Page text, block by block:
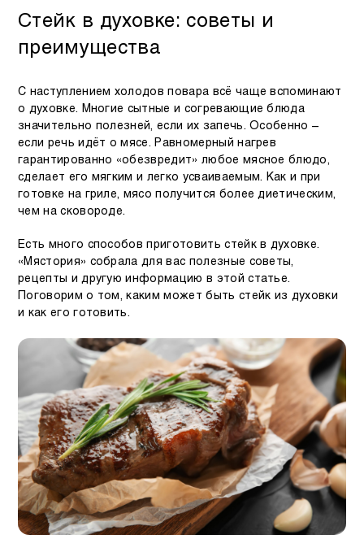
Стейк в духовке: советы и
преимущества
С наступлением холодов повара всё чаще вспоминают
о духовке. Многие сытные и согревающие блюда
значительно полезней, если их запечь. Особенно –
если речь идёт о мясе. Равномерный нагрев
гарантированно «обезвредит» любое мясное блюдо,
сделает его мягким и легко усваиваемым. Как и при
готовке на гриле, мясо получится более диетическим,
чем на сковороде.
Есть много способов приготовить стейк в духовке.
«Мястория» собрала для вас полезные советы,
рецепты и другую информацию в этой статье.
Поговорим о том, каким может быть стейк из духовки
и как его готовить.